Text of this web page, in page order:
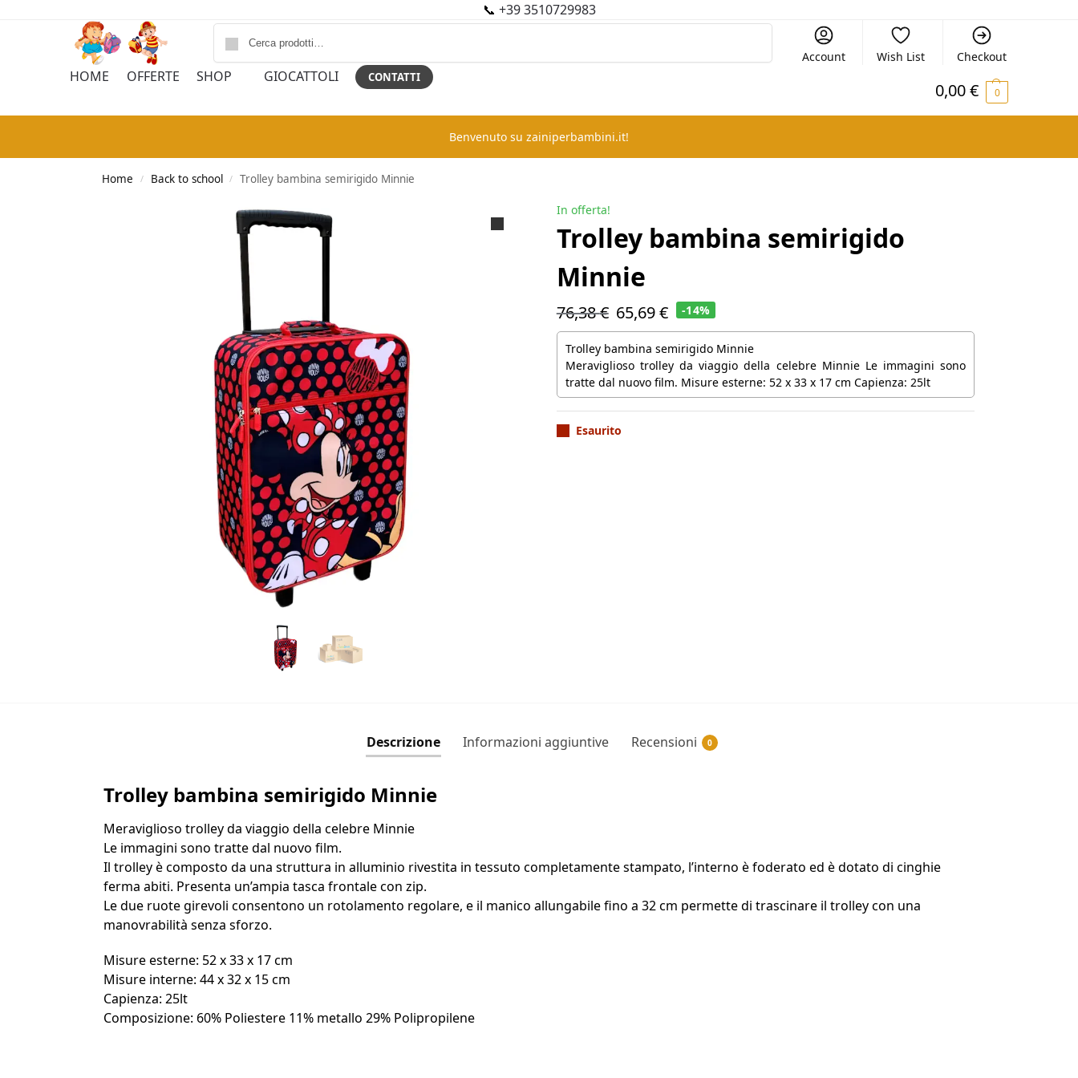
📞 +39 3510729983
Account Wish List Checkout
HOME OFFERTE SHOP GIOCATTOLI CONTATTI
0,00€ 0
Benvenuto su zainiperbambini.it!
Home / Back to school / Trolley bambina semirigido Minnie
In offerta!
Trolley bambina semirigido
Minnie
76,38€ 65,69€ -14%
Trolley bambina semirigido Minnie
Meraviglioso trolley da viaggio della celebre Minnie Le immagini sono
tratte dal nuovo film. Misure esterne: 52 x 33 x 17 cm Capienza: 25lt
Esaurito
Descrizione Informazioni aggiuntive Recensioni 0
Trolley bambina semirigido Minnie
Meraviglioso trolley da viaggio della celebre Minnie
Le immagini sono tratte dal nuovo film.
Il trolley è composto da una struttura in alluminio rivestita in tessuto completamente stampato, l’interno è foderato ed è dotato di cinghie
ferma abiti. Presenta un’ampia tasca frontale con zip.
Le due ruote girevoli consentono un rotolamento regolare, e il manico allungabile fino a 32 cm permette di trascinare il trolley con una
manovrabilità senza sforzo.
Misure esterne: 52 x 33 x 17 cm
Misure interne: 44 x 32 x 15 cm
Capienza: 25lt
Composizione: 60% Poliestere 11% metallo 29% Polipropilene